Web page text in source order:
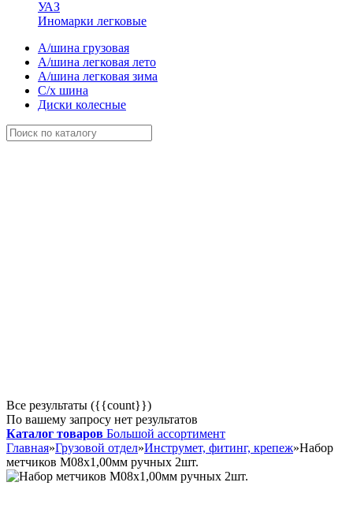
УАЗ
Иномарки легковые
А/шина грузовая
А/шина легковая лето
А/шина легковая зима
С/х шина
Диски колесные
Все результаты ({{count}})
По вашему запросу нет результатов
Каталог товаров Большой ассортимент
Главная»Грузовой отдел»Инструмет, фитинг, крепеж»Набор
метчиков М08х1,00мм ручных 2шт.